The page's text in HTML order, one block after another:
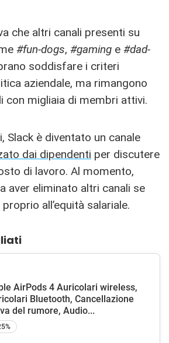
che altri canali presenti su
#fun-dogs, #gaming e #dad-
soddisfare i criteri
aziendale, ma rimangono
con migliaia di membri attivi.
Slack è diventato un canale
dai dipendenti per discutere
di lavoro. Al momento,
aver eliminato altri canali se
all’equità salariale.
AirPods 4 Auricolari wireless,
Bluetooth, Cancellazione
del rumore, Audio...